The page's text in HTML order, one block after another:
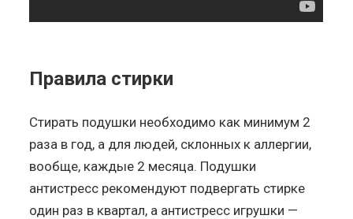
Правила стирки
Стирать подушки необходимо как минимум 2
раза в год, а для людей, склонных к аллергии,
вообще, каждые 2 месяца. Подушки
антистресс рекомендуют подвергать стирке
один раз в квартал, а антистресс игрушки —